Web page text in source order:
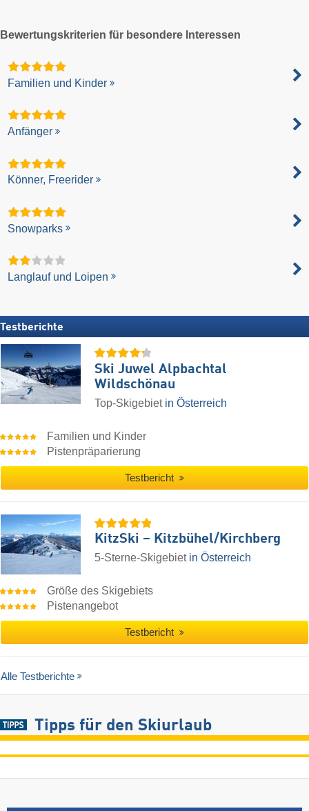
Bewertungskriterien für besondere Interessen
Familien und Kinder
Anfänger
Könner, Freerider
Snowparks
Langlauf und Loipen
Testberichte
Ski Juwel Alpbachtal
Wildschönau
Top-Skigebiet in Österreich
Familien und Kinder
Pistenpräparierung
Testbericht
KitzSki – Kitzbühel/​Kirchberg
5-Sterne-Skigebiet in Österreich
Größe des Skigebiets
Pistenangebot
Testbericht
Alle Testberichte
Tipps für den Skiurlaub